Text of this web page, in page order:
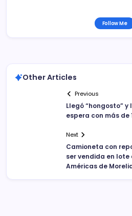
Follow Me
Other Articles
Previous
Llegó “hongosto”
espera con más de
Next
Camioneta con
ser vendida en lote
Américas de